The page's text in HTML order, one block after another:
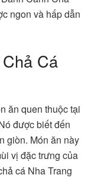
ngon và hấp dẫn
Cá
ăn quen thuộc tại
được biết đến
giòn. Món ăn này
vị đặc trưng của
cá Nha Trang